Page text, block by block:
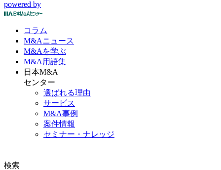
powered by
コラム
M&Aニュース
M&Aを学ぶ
M&A 用語集
日本M&A
センター
選ばれる理由
サービス
M&A事例
案件情報
セミナー・ナレッジ
検索